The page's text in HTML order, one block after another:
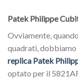
Patek Philippe
Ovviamente,
quadrati, dobbiamo
replica Patek
optato per il